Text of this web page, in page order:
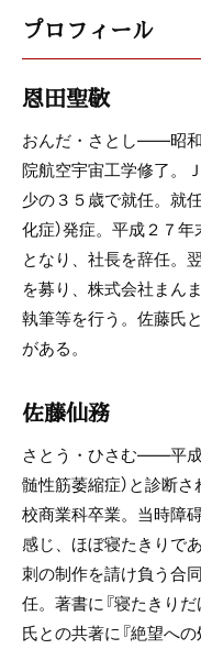
プロフィール
恩田聖敬
おんだ・さとし——昭
院航空宇宙工学修了。
少の３５歳で就任。就
化症）発症。平成２７
となり、社長を辞任。
を募り、株式会社まん
執筆等を行う。佐藤氏と
がある。
佐藤仙務
さとう・ひさむ——平成
髄性筋萎縮症）と診断
校商業科卒業。当時障
感じ、ほぼ寝たきりで
刺の制作を請け負う合
任。著書に『寝たきりだ
氏との共著に『絶望への